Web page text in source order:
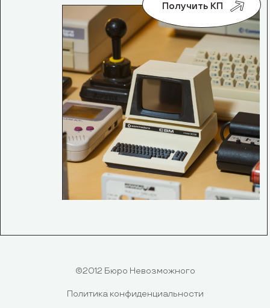
Получить КП
©2012 Бюро Невозможного
Политика конфиденциальности